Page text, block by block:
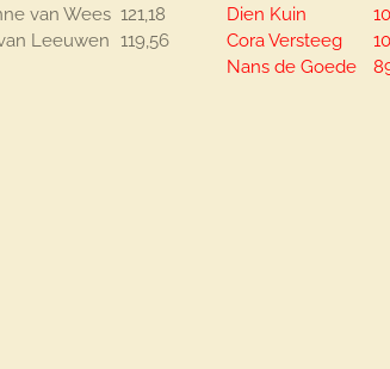
van Wees 121,18 Dien Kuin
Leeuwen 119,56 Cora Versteeg
Nans de Goede